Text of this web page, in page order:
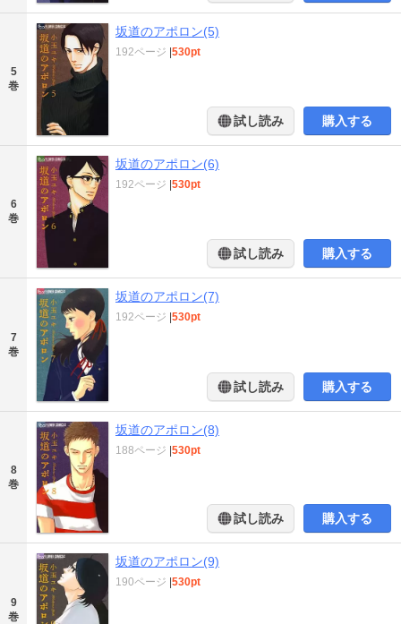
5
巻
坂道のアポロン(5)
192ページ |530pt
試し読み 購入する
6
巻
坂道のアポロン(6)
192ページ |530pt
試し読み 購入する
7
巻
坂道のアポロン(7)
192ページ |530pt
試し読み 購入する
8
巻
坂道のアポロン(8)
188ページ |530pt
試し読み 購入する
9
巻
坂道のアポロン(9)
190ページ |530pt